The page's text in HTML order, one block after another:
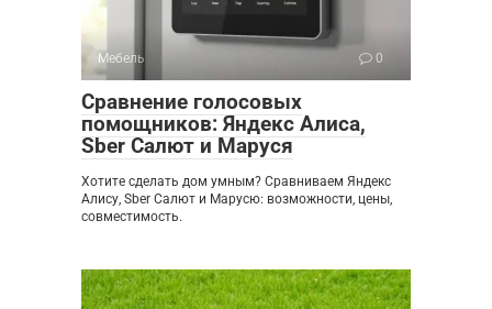
Мебель 0
Сравнение голосовых
помощников: Яндекс Алиса,
Sber Салют и Маруся
Хотите сделать дом умным? Сравниваем Яндекс
Алису, Sber Салют и Марусю: возможности, цены,
совместимость.